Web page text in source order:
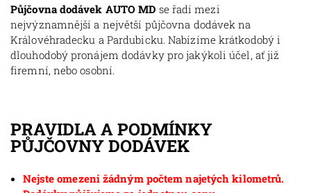
Půjčovna dodávek AUTO MD se řadí mezi
nejvýznamnější a největší půjčovna dodávek na
Královéhradecku a Pardubicku. Nabízíme krátkodobý i
dlouhodobý pronájem dodávky pro jakýkoli účel, ať již
firemní, nebo osobní.
PRAVIDLA A PODMÍNKY
PŮJČOVNY DODÁVEK
Nejste omezeni žádným počtem najetých kilometrů.